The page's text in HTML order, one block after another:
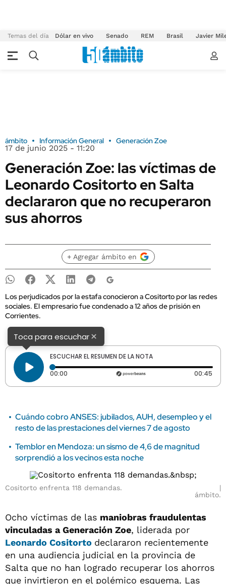
Temas del día Dólar en vivo Senado REM Brasil Javier
ámbito Información General Generación Zoe
17 de junio 2025 - 11:20
Generación Zoe: las víctimas de
Leonardo Cositorto en Salta
declararon que no recuperaron
sus ahorros
+ Agregar ámbito en
Los perjudicados por la estafa conocieron a Cositorto por las redes
sociales. El empresario fue condenado a 12 años de prisión en
Corrientes.
Toca para escuchar×
ESCUCHAR EL RESUMEN DE LA NOTA
00:00 Tiempo transcurrido: 0 segundos 00:45
Cuándo cobro ANSES: jubilados, AUH, desempleo y el
resto de las prestaciones del viernes 7 de agosto
Temblor en Mendoza: un sismo de 4,6 de magnitud
sorprendió a los vecinos esta noche
Cositorto enfrenta 118 demandas.
ámbito.
Ocho víctimas de las maniobras fraudulentas
vinculadas a Generación Zoe, liderada por
Leonardo Cositorto declararon recientemente
en una audiencia judicial en la provincia de
Salta que no han logrado recuperar los ahorros
que invirtieron en el polémico esquema. Las